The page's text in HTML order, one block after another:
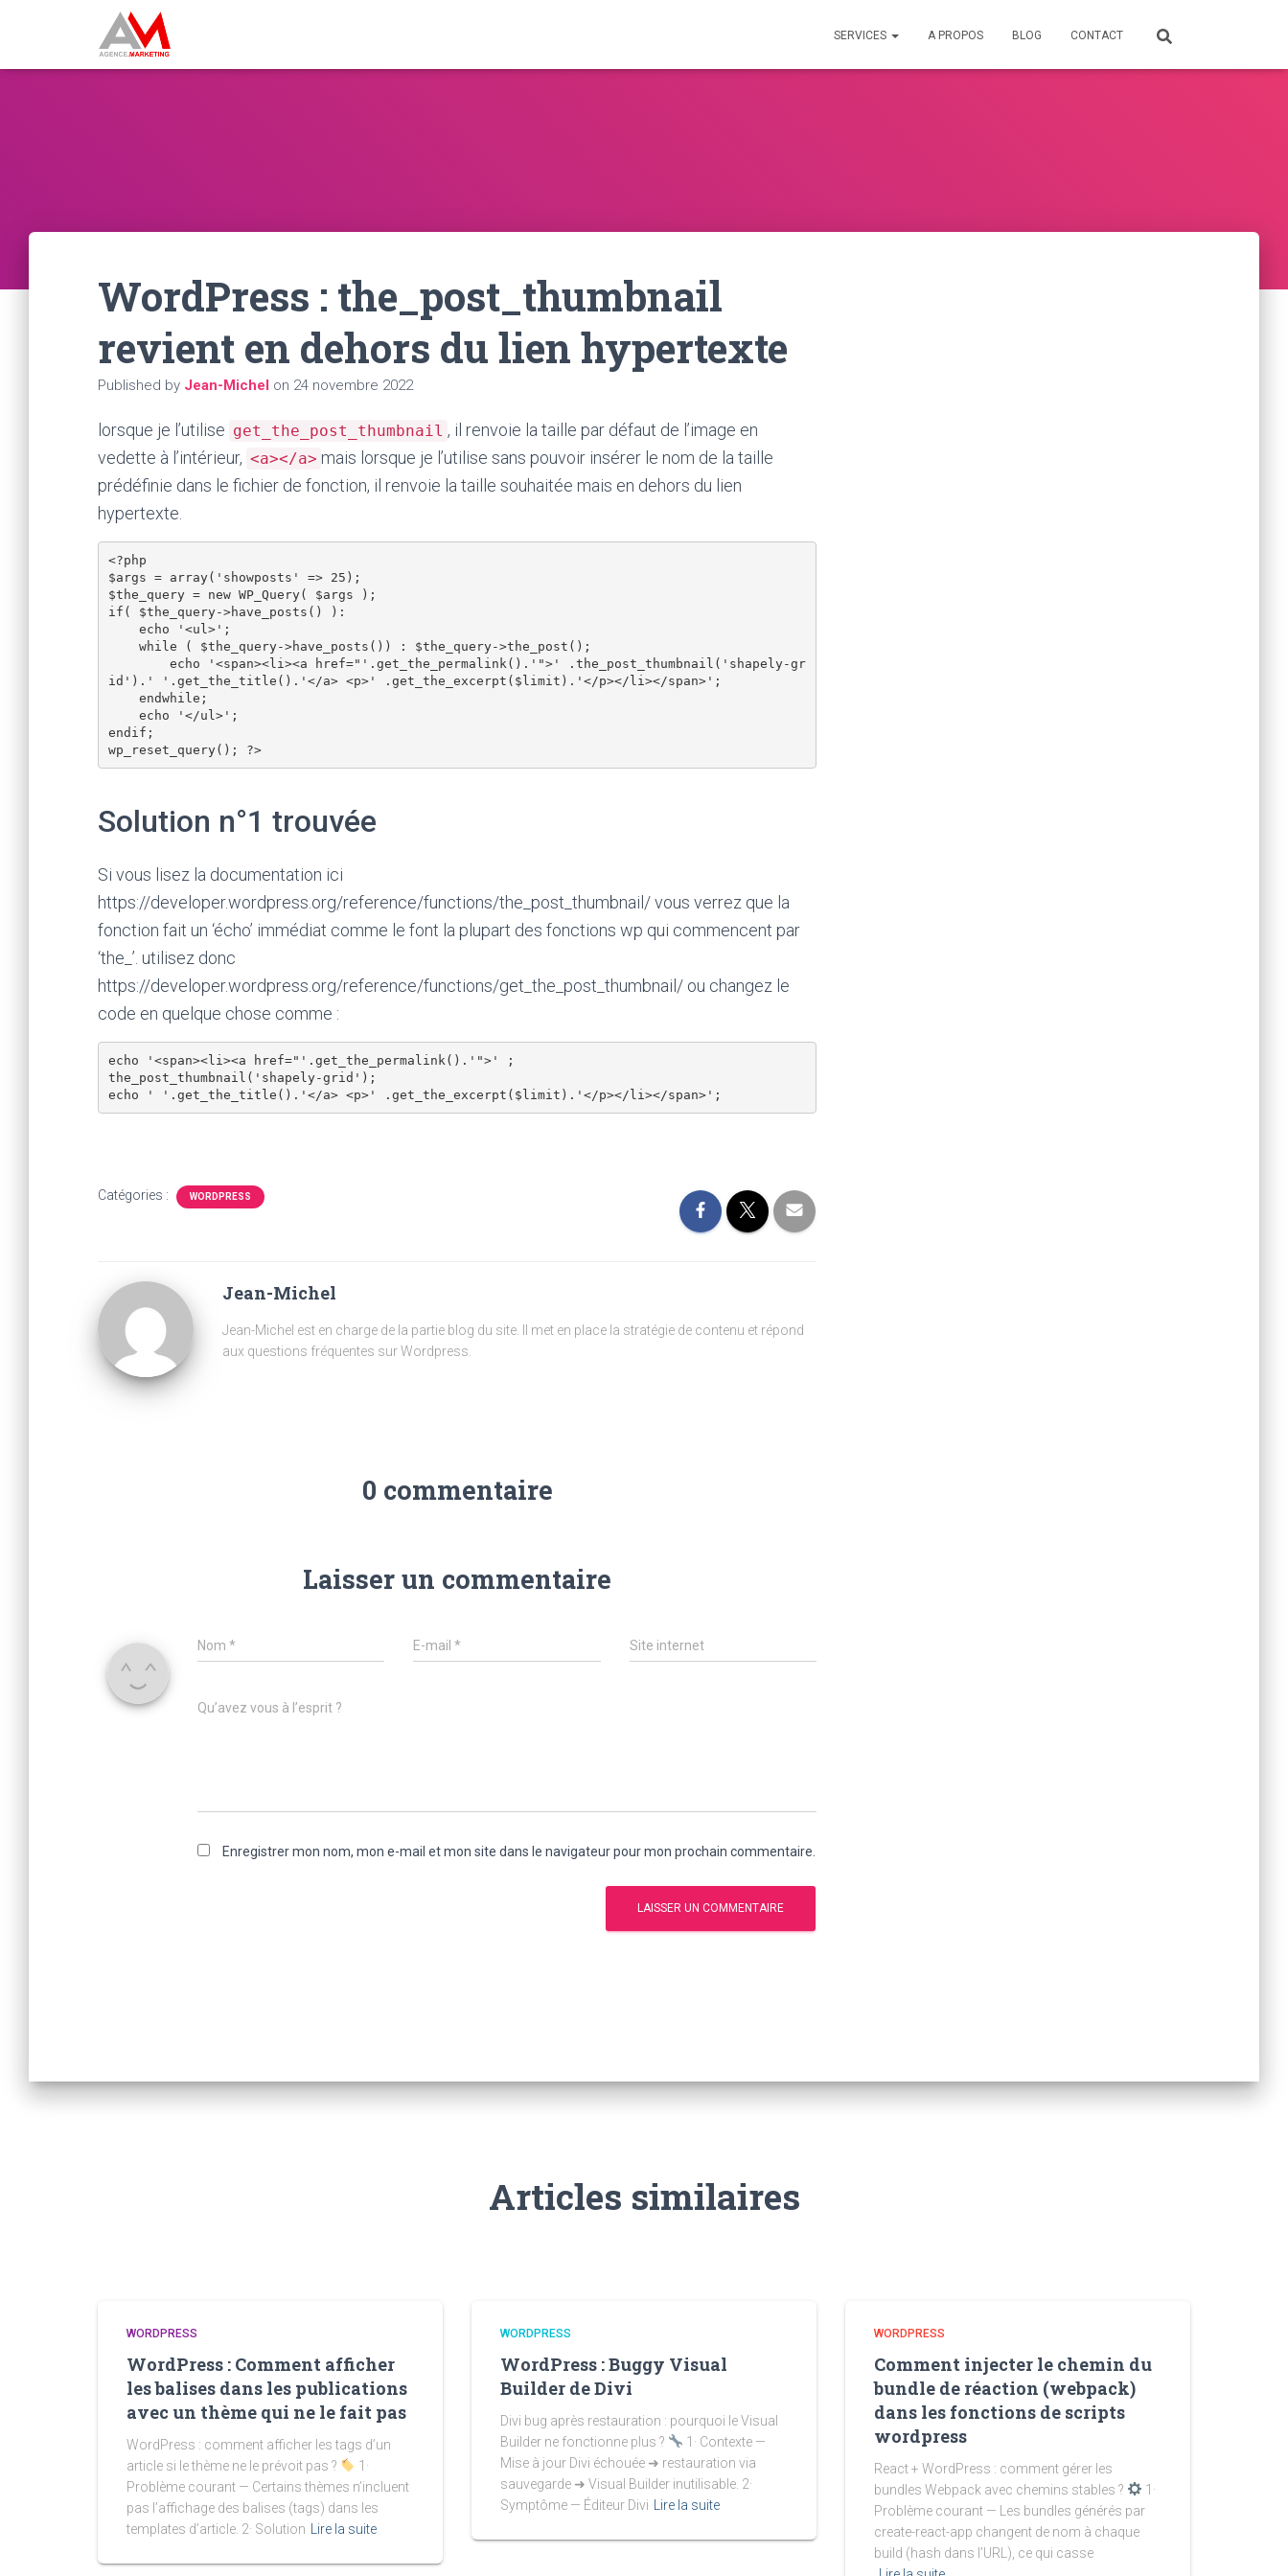
SERVICES A PROPOS BLOG CONTACT
WordPress : the_post_thumbnail
revient en dehors du lien hypertexte
Published by Jean-Michel on 24 novembre 2022
lorsque je l’utilise get_the_post_thumbnail , il renvoie la taille par défaut de l’image en
vedette à l’intérieur, <a></a> mais lorsque je l’utilise sans pouvoir insérer le nom de la taille
prédéfinie dans le fichier de fonction, il renvoie la taille souhaitée mais en dehors du lien
hypertexte.
<?php
$args = array('showposts' => 25);
$the_query = new WP_Query( $args );
if( $the_query->have_posts() ):
id').' '.get_the_title().'</a> <p>' .get_the_excerpt($limit).'</p></li></span>';
endif;
wp_reset_query(); ?>
Solution n°1 trouvée
Si vous lisez la documentation ici
https://developer.wordpress.org/reference/functions/the_post_thumbnail/ vous verrez que la
fonction fait un ‘écho’ immédiat comme le font la plupart des fonctions wp qui commencent par
‘the_’. utilisez donc
https://developer.wordpress.org/reference/functions/get_the_post_thumbnail/ ou changez le
code en quelque chose comme :
echo '<span><li><a href="'.get_the_permalink().'">' ;
the_post_thumbnail('shapely-grid');
Catégories : WORDPRESS
Jean-Michel
Jean-Michel est en charge de la partie blog du site. Il met en place la stratégie de contenu et répond
aux questions fréquentes sur Wordpress.
0 commentaire
Laisser un commentaire
Nom * E-mail* Site internet
Qu’avez vous à l’esprit ?
Enregistrer mon nom, mon e-mail et mon site dans le navigateur pour mon prochain commentaire.
Articles similaires
WORDPRESS
WordPress : Comment afficher
les balises dans les publications
avec un thème qui ne le fait pas
WordPress : comment afficher les tags d’un
article si le thème ne le prévoit pas ?
1·
Problème courant — Certains thèmes n’incluent
pas l’affichage des balises (tags) dans les
templates d’article. 2· Solution
Lire la suite
WORDPRESS
WordPress : Buggy Visual
Builder de Divi
Divi bug après restauration : pourquoi le Visual
Builder ne fonctionne plus ?
1· Contexte —
Mise à jour Divi échouée ➜ restauration via
sauvegarde ➜ Visual Builder inutilisable. 2·
Symptôme — Éditeur Divi
Lire la suite
WORDPRESS
Comment injecter le chemin du
bundle de réaction (webpack)
dans les fonctions de scripts
wordpress
React + WordPress : comment gérer les
bundles Webpack avec chemins stables ?
1·
Problème courant — Les bundles générés par
create-react-app changent de nom à chaque
build (hash dans l’URL), ce qui casse